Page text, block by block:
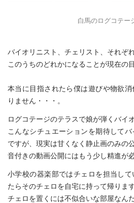
白馬のログコテー
バイオリニスト、チェリスト、それぞ
このうちのどれかになることが現在の
本当に目指されたら僕は遊びや物欲
りません・・・。
ログコテージのテラスで娘が弾くバイ
こんなシチュエーションを期待して
ですが、現実は甘くなく静止画のみの
音付きの動画公開にはもう少し精進が
小学校の器楽部ではチェロを担当し
たらそのチェロを自宅に持って帰ります
チェロを置くには不似合いな部屋なん